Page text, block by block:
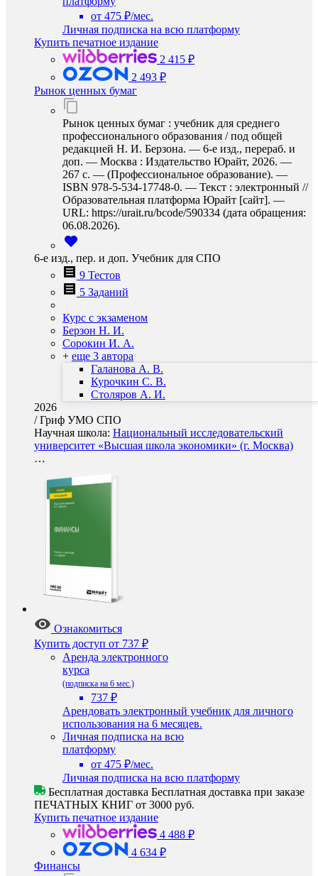
от 475 ₽/мес.
Личная подписка на всю платформу
Купить печатное издание
2 415 ₽
2 493 ₽
Рынок ценных бумаг
Рынок ценных бумаг : учебник для среднего
профессионального образования / под общей
редакцией Н. И. Берзона. — 6-е изд., перераб. и
доп. — Москва : Издательство Юрайт, 2026. —
267 с. — (Профессиональное образование). —
ISBN 978-5-534-17748-0. — Текст : электронный //
Образовательная платформа Юрайт [сайт]. —
URL: https://urait.ru/bcode/590334 (дата обращения:
06.08.2026).
6-е изд., пер. и доп. Учебник для СПО
9 Тестов
5 Заданий
Курс с экзаменом
Берзон Н. И.
Сорокин И. А.
+ еще 3 автора
Галанова А. В.
Курочкин С. В.
Столяров А. И.
2026
/Гриф УМО СПО
Научная школа: Национальный исследовательский
университет «Высшая школа экономики» (г. Москва)
…
Ознакомиться
Купить доступ от 737 ₽
Аренда электронного
курса
(подписка на 6 мес.)
737 ₽
Арендовать электронный учебник для личного
использования на 6 месяцев.
Личная подписка на всю
платформу
от 475 ₽/мес.
Личная подписка на всю платформу
Бесплатная доставка Бесплатная доставка при заказе
ПЕЧАТНЫХ КНИГ от 3000 руб.
Купить печатное издание
4 488 ₽
4 634 ₽
Финансы